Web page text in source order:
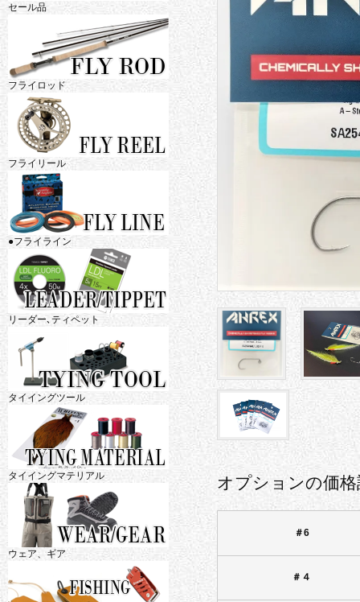
オプションの価
＃6
＃４
セール品
フライロッド
フライリール
●フライライン
リーダー､ティペット
タイイングツール
タイイングマテリアル
ウェア、ギア